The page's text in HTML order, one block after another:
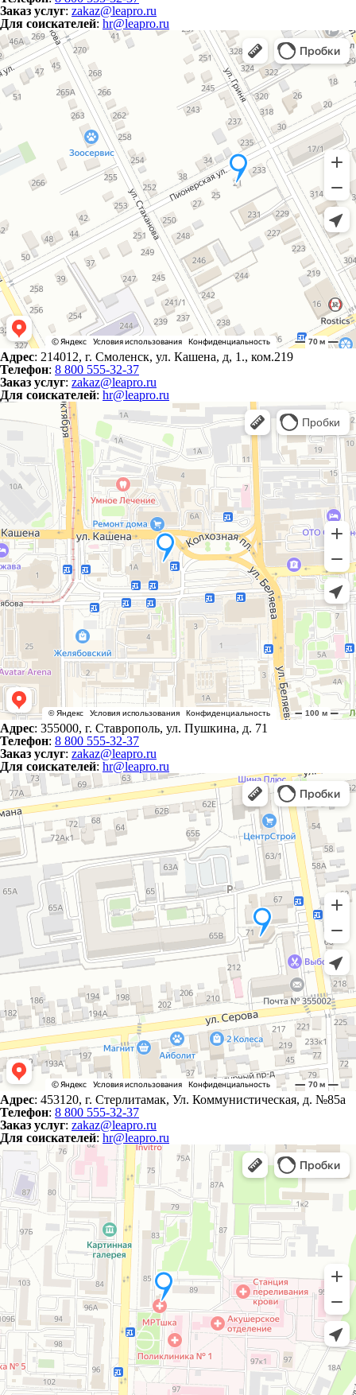
Заказ услуг: zakaz@leapro.ru
Для соискателей: hr@leapro.ru
Адрес: 214012, г. Смоленск, ул. Кашена, д, 1., ком.219
Телефон: 8 800 555-32-37
Заказ услуг: zakaz@leapro.ru
Для соискателей: hr@leapro.ru
Адрес: 355000, г. Ставрополь, ул. Пушкина, д. 71
Телефон: 8 800 555-32-37
Заказ услуг: zakaz@leapro.ru
Для соискателей: hr@leapro.ru
Адрес: 453120, г. Стерлитамак, Ул. Коммунистическая, д. №85а
Телефон: 8 800 555-32-37
Заказ услуг: zakaz@leapro.ru
Для соискателей: hr@leapro.ru